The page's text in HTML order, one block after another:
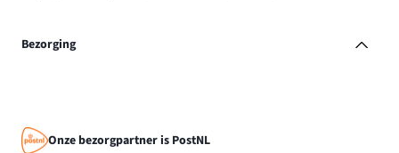
Bezorging
Onze bezorgpartner is PostNL